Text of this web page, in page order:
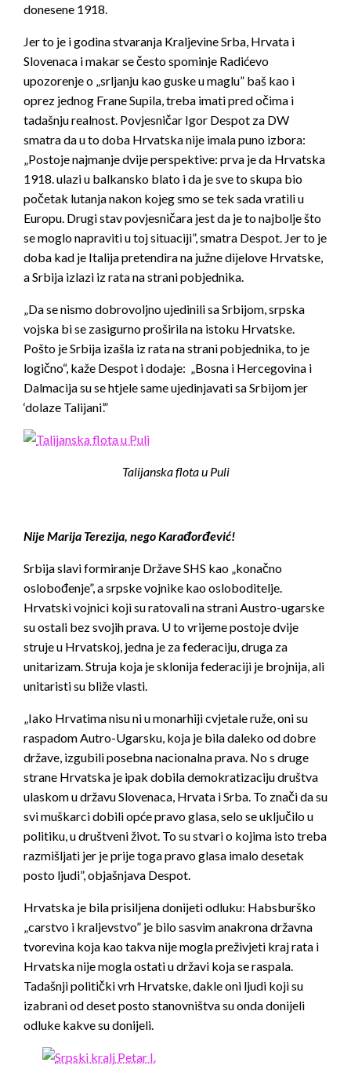
donesene 1918.
Jer to je i godina stvaranja Kraljevine Srba, Hrvata i
Slovenaca i makar se često spominje Radićevo
upozorenje o „srljanju kao guske u maglu” baš kao i
oprez jednog Frane Supila, treba imati pred očima i
tadašnju realnost. Povjesničar Igor Despot za DW
smatra da u to doba Hrvatska nije imala puno izbora:
„Postoje najmanje dvije perspektive: prva je da Hrvatska
1918. ulazi u balkansko blato i da je sve to skupa bio
početak lutanja nakon kojeg smo se tek sada vratili u
Europu. Drugi stav povjesničara jest da je to najbolje što
se moglo napraviti u toj situaciji”, smatra Despot. Jer to je
doba kad je Italija pretendira na južne dijelove Hrvatske,
a Srbija izlazi iz rata na strani pobjednika.
„Da se nismo dobrovoljno ujedinili sa Srbijom, srpska
vojska bi se zasigurno proširila na istoku Hrvatske.
Pošto je Srbija izašla iz rata na strani pobjednika, to je
logično“, kaže Despot i dodaje: „Bosna i Hercegovina i
Dalmacija su se htjele same ujedinjavati sa Srbijom jer
‘dolaze Talijani’.”
Talijanska flota u Puli
Nije Marija Terezija, nego Karađorđević!
Srbija slavi formiranje Države SHS kao „konačno
oslobođenje”, a srpske vojnike kao osloboditelje.
Hrvatski vojnici koji su ratovali na strani Austro-ugarske
su ostali bez svojih prava. U to vrijeme postoje dvije
struje u Hrvatskoj, jedna je za federaciju, druga za
unitarizam. Struja koja je sklonija federaciji je brojnija, ali
unitaristi su bliže vlasti.
„Iako Hrvatima nisu ni u monarhiji cvjetale ruže, oni su
raspadom Autro-Ugarsku, koja je bila daleko od dobre
države, izgubili posebna nacionalna prava. No s druge
strane Hrvatska je ipak dobila demokratizaciju društva
ulaskom u državu Slovenaca, Hrvata i Srba. To znači da su
svi muškarci dobili opće pravo glasa, selo se uključilo u
politiku, u društveni život. To su stvari o kojima isto treba
razmišljati jer je prije toga pravo glasa imalo desetak
posto ljudi”, objašnjava Despot.
Hrvatska je bila prisiljena donijeti odluku: Habsburško
„carstvo i kraljevstvo” je bilo sasvim anakrona državna
tvorevina koja kao takva nije mogla preživjeti kraj rata i
Hrvatska nije mogla ostati u državi koja se raspala.
Tadašnji politički vrh Hrvatske, dakle oni ljudi koji su
izabrani od deset posto stanovništva su onda donijeli
odluke kakve su donijeli.